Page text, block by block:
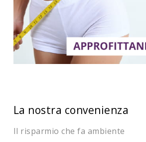
La nostra convenienza
Il risparmio che fa ambiente